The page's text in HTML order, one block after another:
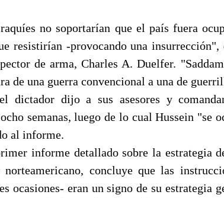
no soportarían que el país fuera
resistirían -provocando una
de arma, Charles A. Duelfer.
de una guerra convencional a una de
dictador dijo a sus asesores y
semanas, luego de lo cual Hussein "se
al informe.
informe detallado sobre la estrategia
concluye que las
ocasiones- eran un signo de su estrategia